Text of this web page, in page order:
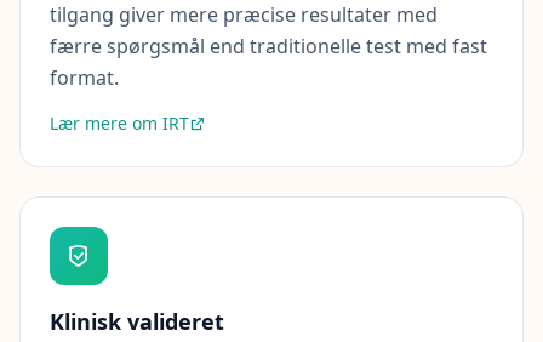
o
r
e
s
u
r
r
n
m
e
t
tilgang giver mere præcise resultater med
færre spørgsmål end traditionelle test med fast
format.
Lær mere om IRT
Klinisk valideret